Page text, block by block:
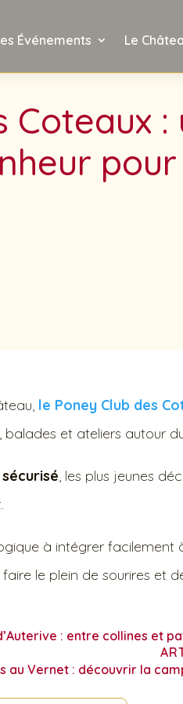
Événements Le
Coteaux :
pour
le Poney Club des
et ateliers autour
, les plus jeunes
à intégrer facilement
le plein de sourires et
: entre collines et
au Vernet : découvrir la